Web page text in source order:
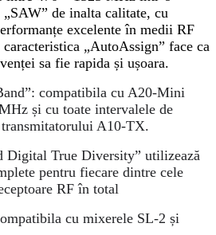
de inalta calitate, cu
excelente în medii RF
„AutoAssign” face ca
sa fie rapida și ușoara.
compatibila cu A20-Mini
și cu toate intervalele de
A10-TX.
Digital True Diversity” utilizează
pentru fiecare dintre cele
RF în total
cu mixerele SL-2 și